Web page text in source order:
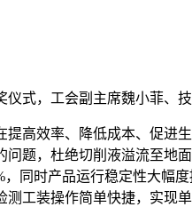
，工会副主席魏小菲、技
效率、降低成本、促进生
题，杜绝切削液溢流至地
同时产品运行稳定性大幅
工装操作简单快捷，实现